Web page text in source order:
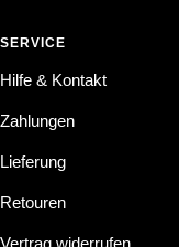
SERVICE
Hilfe & Kontakt
Zahlungen
Lieferung
Retouren